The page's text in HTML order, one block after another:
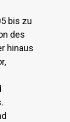
bis zu
des
hinaus